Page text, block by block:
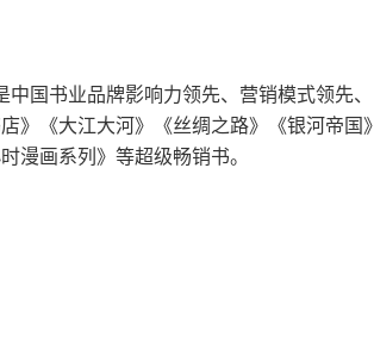
国书业品牌影响力领先、营销模式领先、
》《大江大河》《丝绸之路》《银河帝国》
漫画系列》等超级畅销书。